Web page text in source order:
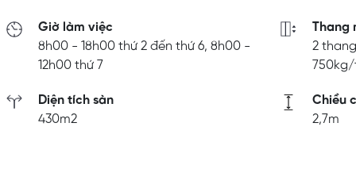
Giờ làm việc
8h00 - 18h00 thứ 2 đến thứ 6, 8h00 -
12h00 thứ 7
Thang
2
Diện tích sàn
430m2
Chiều
2,7m